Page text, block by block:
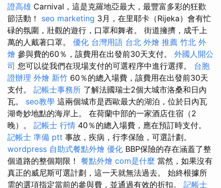
證高雄 Carnival，這是克羅地亞最大，最豐富多彩的狂歡
節活動！ seo marketing 3月，在里耶卡（Rijeka）會有忙
碌的氛圍，壯觀的遊行，口罩和舞者。 街道擁擠，成千上
萬的人戴著口罩。 優化 台灣用語 台北 外燴 推薦 竹北 外
燴 參與費的60％，該費用在出發前30天支付。 外國人開公
司 您可以從我們在現場支付的可選程序中進行選擇。 台胞
證辦理 外燴 新竹 60％的總入場費，該費用在出發前30天
支付。 記帳士事務所 了解法國瑞士2個大城市洛桑和日內
瓦。 seo教學 這兩個城市是西歐最大的湖泊，位於日內瓦
湖奇妙地點的海岸上。 在荷蘭中部的一家酒店住宿（2
晚）。 記帳士 行情 40％的總入場費，應在預訂時支付。
記帳士 準備 ptt 事故，疾病，行李保險，可選計劃。
wordpress 自助式餐點外燴 優化 BBP保險的存在涵蓋了整
個道路的整個期限！ 餐點外燴 com是什麼 當然，如果沒有
真正的威尼斯可選計劃，這一天就無法過去。 始終根據所
需的選項指定當前的參與費，並通過有效的折扣。 記帳士